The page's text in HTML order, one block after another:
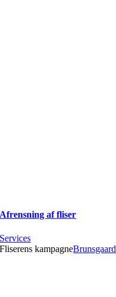
Afrensning af fliser
Services
Fliserens kampagneBrunsgaard